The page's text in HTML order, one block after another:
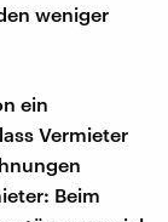
weniger
ein
Vermieter
Beim